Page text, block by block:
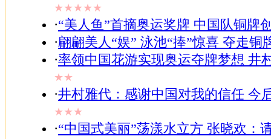
★★★★★
·“美人鱼”首摘奥运奖牌 中国队铜牌
·翩翩美人“娱” 泳池“捧”惊喜 夺走铜
·率领中国花游实现奥运夺牌梦想 井
★★
·井村雅代：感谢中国对我的信任 今
★★★
·“中国式美丽”荡漾水立方 张晓欢：